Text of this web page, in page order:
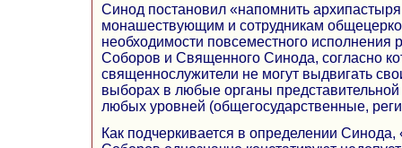
Синод постановил «напомнить
монашествующим и сотрудникам
необходимости повсеместного исполнения
Соборов и Священного Синода, согласно
священнослужители не могут выдвигать
выборах в любые органы
любых уровней (общегосударственные,
Как подчеркивается в определении